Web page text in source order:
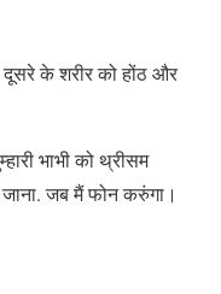
के शरीर को होंठ और
भाभी को थ्रीसम
जब मैं फोन करुंगा।